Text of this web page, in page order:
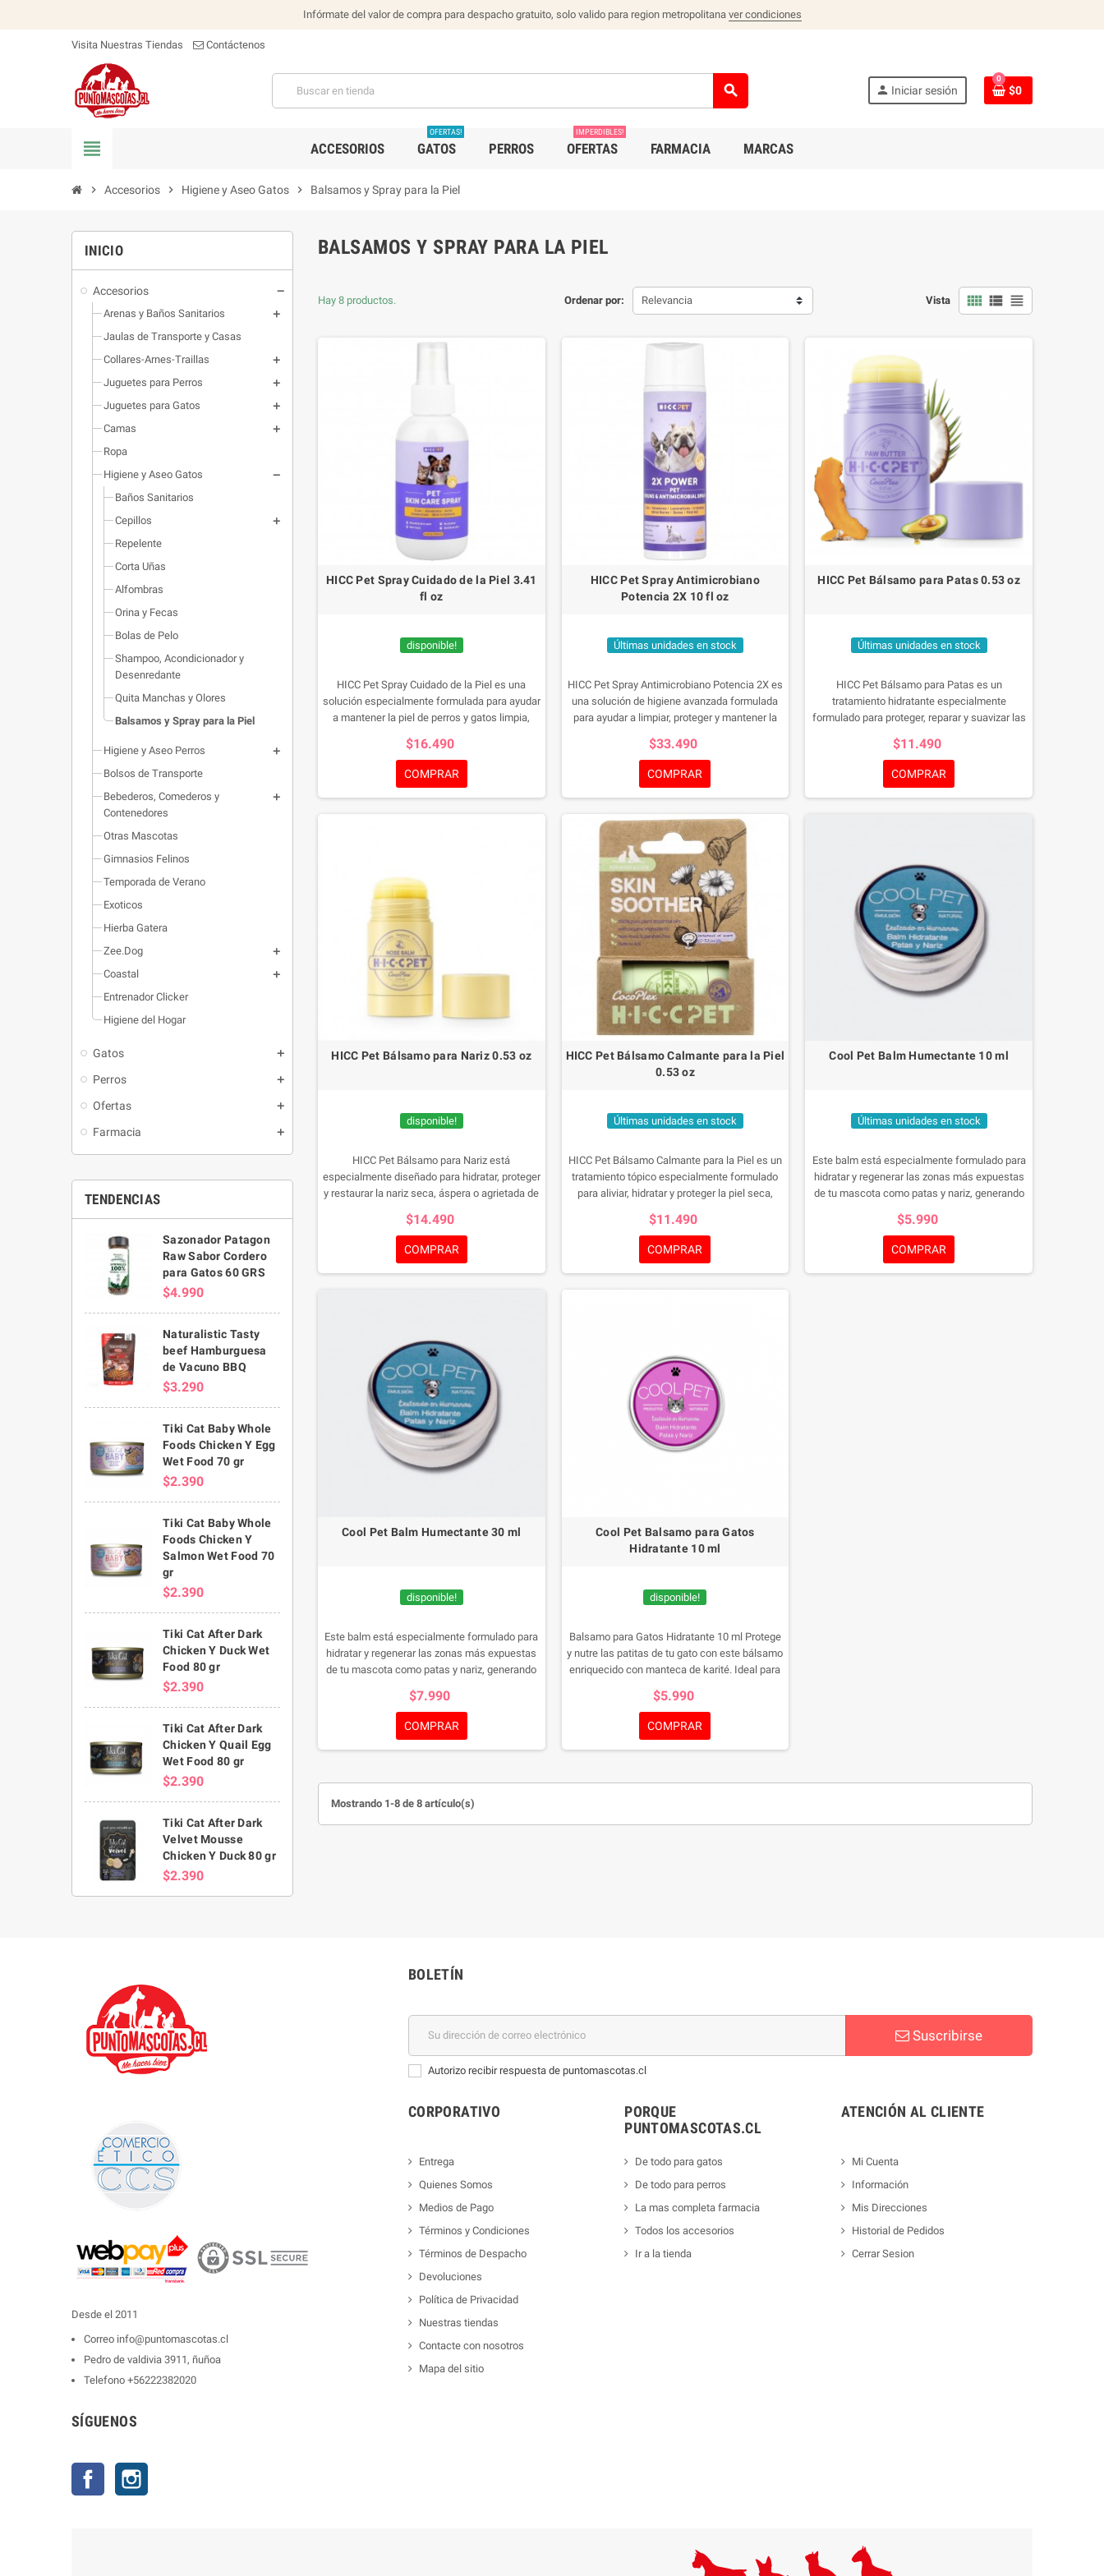
Infórmate del valor de compra para despacho gratuito, solo valido para region metropolitana ver condiciones
Visita Nuestras Tiendas Contáctenos
search person Iniciar sesión
0
$0
view_headline ACCESORIOS GATOS
OFERTAS!
PERROS OFERTAS
IMPERDIBLES!
FARMACIA MARCAS
chevron_right Accesorios chevron_right Higiene y Aseo Gatos chevron_right Balsamos y Spray para la Piel
INICIO
Accesorios
Arenas y Baños Sanitarios
Jaulas de Transporte y Casas
Collares-Arnes-Traillas
Juguetes para Perros
Juguetes para Gatos
Camas
Ropa
Higiene y Aseo Gatos
Baños Sanitarios
Cepillos
Repelente
Corta Uñas
Alfombras
Orina y Fecas
Bolas de Pelo
Shampoo, Acondicionador y
Desenredante
Quita Manchas y Olores
Balsamos y Spray para la Piel
Higiene y Aseo Perros
Bolsos de Transporte
Bebederos, Comederos y
Contenedores
Otras Mascotas
Gimnasios Felinos
Temporada de Verano
Exoticos
Hierba Gatera
Zee.Dog
Coastal
Entrenador Clicker
Higiene del Hogar
Gatos
Perros
Ofertas
Farmacia
TENDENCIAS
Sazonador Patagon
Raw Sabor Cordero
para Gatos 60 GRS
$4.990
Naturalistic Tasty
beef Hamburguesa
de Vacuno BBQ
$3.290
Tiki Cat Baby Whole
Foods Chicken Y Egg
Wet Food 70 gr
$2.390
Tiki Cat Baby Whole
Foods Chicken Y
Salmon Wet Food 70
gr
$2.390
Tiki Cat After Dark
Chicken Y Duck Wet
Food 80 gr
$2.390
Tiki Cat After Dark
Chicken Y Quail Egg
Wet Food 80 gr
$2.390
Tiki Cat After Dark
Velvet Mousse
Chicken Y Duck 80 gr
$2.390
BALSAMOS Y SPRAY PARA LA PIEL
Ordenar por: Relevancia Vista view_comfy view_list view_headline
Hay 8 productos.
HICC Pet Spray Cuidado de la Piel 3.41
fl oz
disponible!
HICC Pet Spray Cuidado de la Piel es una
solución especialmente formulada para ayudar
a mantener la piel de perros y gatos limpia,
aliviar molestias asociadas a la resequedad,
el bienestar y confort de la mascota.
$16.490
COMPRAR
HICC Pet Spray Antimicrobiano
Potencia 2X 10 fl oz
Últimas unidades en stock
HICC Pet Spray Antimicrobiano Potencia 2X es
una solución de higiene avanzada formulada
para ayudar a limpiar, proteger y mantener la
fórmula de acción reforzada, contribuye a
en la superficie cutánea, favoreciendo un
entorno más limpio y saludable para la
recuperación y el cuidado diario de la piel.
$33.490
COMPRAR
HICC Pet Bálsamo para Patas 0.53 oz
Últimas unidades en stock
HICC Pet Bálsamo para Patas es un
tratamiento hidratante especialmente
formulado para proteger, reparar y suavizar las
ayuda a aliviar la resequedad, las grietas y la
pavimento, terrenos ásperos, bajas
temperaturas o condiciones climáticas
$11.490
COMPRAR
HICC Pet Bálsamo para Nariz 0.53 oz
disponible!
HICC Pet Bálsamo para Nariz está
especialmente diseñado para hidratar, proteger
y restaurar la nariz seca, áspera o agrietada de
a aliviar la resequedad causada por factores
ambientales, cambios climáticos, exposición
al sol o condiciones que afectan la hidratación
natural de la piel.
$14.490
COMPRAR
HICC Pet Bálsamo Calmante para la Piel
0.53 oz
Últimas unidades en stock
HICC Pet Bálsamo Calmante para la Piel es un
tratamiento tópico especialmente formulado
para aliviar, hidratar y proteger la piel seca,
fórmula enriquecida con ingredientes
humectantes y acondicionadores ayuda a
restaurar la barrera natural de la piel,
proporcionando alivio frente a la resequedad,
$11.490
COMPRAR
Cool Pet Balm Humectante 10 ml
Últimas unidades en stock
Este balm está especialmente formulado para
hidratar y regenerar las zonas más expuestas
de tu mascota como patas y nariz, generando
en zonas agrietadas y ásperas producidas por
calor, frío y por el roce natural de sus
actividades diarias.
$5.990
COMPRAR
Cool Pet Balm Humectante 30 ml
disponible!
Este balm está especialmente formulado para
hidratar y regenerar las zonas más expuestas
de tu mascota como patas y nariz, generando
en zonas agrietadas y ásperas producidas por
$7.990
COMPRAR
Cool Pet Balsamo para Gatos
Hidratante 10 ml
disponible!
Balsamo para Gatos Hidratante 10 ml Protege
y nutre las patitas de tu gato con este bálsamo
enriquecido con manteca de karité. Ideal para
las almohadillas suaves y protegidas. ¡Cuidado
$5.990
COMPRAR
Mostrando 1-8 de 8 artículo(s)
Desde el 2011
Correo info@puntomascotas.cl
Pedro de valdivia 3911, ñuñoa
Telefono +56222382020
SÍGUENOS
Facebook
BOLETÍN
Suscribirse
Autorizo recibir respuesta de puntomascotas.cl
CORPORATIVO
Entrega
Quienes Somos
Medios de Pago
Términos y Condiciones
Términos de Despacho
Devoluciones
Política de Privacidad
Nuestras tiendas
Contacte con nosotros
Mapa del sitio
PORQUE
PUNTOMASCOTAS.CL
De todo para gatos
De todo para perros
La mas completa farmacia
Todos los accesorios
Ir a la tienda
ATENCIÓN AL CLIENTE
Mi Cuenta
Información
Mis Direcciones
Historial de Pedidos
Cerrar Sesion